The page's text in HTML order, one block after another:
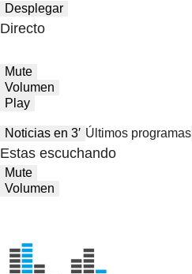
Desplegar
Directo
Mute
Volumen
Play
Noticias en 3′ Últimos programas
Estas escuchando
Mute
Volumen